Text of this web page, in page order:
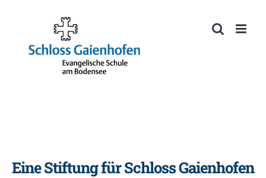
Werkzeugleiste öffnen
springen
Eine Stiftung für Schloss Gaienhofen